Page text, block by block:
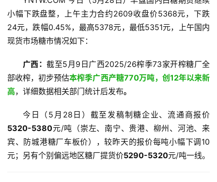
小幅下跌盘整，上午主力合约2609收盘价5368元，下跌
24元，跌幅0.45%，最高5378元，最低5351元，上午国内
现货市场糖市情况如下：
广西：截至5月9日广西2025/26榨季73家开榨糖厂全
部收榨，初步预估本榨季广西产糖770万吨，创12年以来新
高，详细数据相关部门统计后发布。
今日（5月28日）截至发稿制糖企业、流通商报价
5320-5380元/吨（崇左、南宁、贵港、柳州、河池、来
宾、防城港糖厂车板价），较昨天的报价每吨小幅下调10
元；另有个别偏远地区糖厂提货价5290-5320元/吨一线。